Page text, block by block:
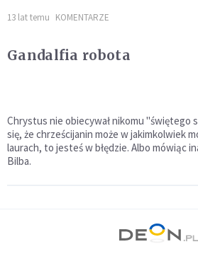
13 lat temu KOMENTARZE
Gandalfia robota
Chrystus nie obiecywał nikomu "świętego
się, że chrześcijanin może w jakimkolwiek
laurach, to jesteś w błędzie. Albo mówiąc
Bilba.